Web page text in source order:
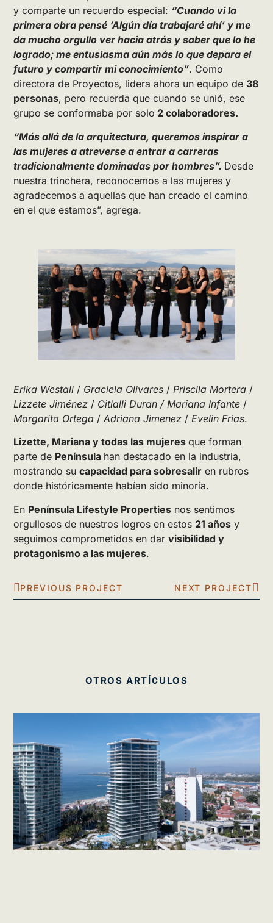
y comparte un recuerdo especial: “Cuando vi la
primera obra pensé ‘Algún día trabajaré ahí‘ y me
da mucho orgullo ver hacia atrás y saber que lo he
logrado; me entusiasma aún más lo que depara el
futuro y compartir mi conocimiento”. Como
directora de Proyectos, lidera ahora un equipo de 38
personas, pero recuerda que cuando se unió, ese
grupo se conformaba por solo 2 colaboradores.
“Más allá de la arquitectura, queremos inspirar a
las mujeres a atreverse a entrar a carreras
tradicionalmente dominadas por hombres”. Desde
nuestra trinchera, reconocemos a las mujeres y
agradecemos a aquellas que han creado el camino
en el que estamos”, agrega.
Erika Westall / Graciela Olivares / Priscila Mortera /
Lizzete Jiménez / Citlalli Duran / Mariana Infante /
Margarita Ortega /Adriana Jimenez / Evelin Frias.
Lizette, Mariana y todas las mujeresque forman
parte de Península han destacado en la industria,
mostrando sucapacidad para sobresalir en rubros
donde históricamente habían sido minoría.
En Península Lifestyle Properties nos sentimos
orgullosos de nuestros logros en estos 21 años y
seguimos comprometidos en darvisibilidad y
protagonismo a las mujeres.
PREVIOUS PROJECT NEXT PROJECT
OTROS ARTÍCULOS